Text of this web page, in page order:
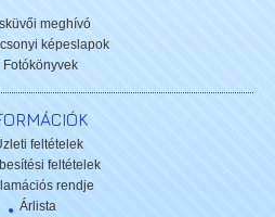
meghívó
képeslapok
Fotókönyvek
feltételek
feltételek
rendje
Árlista